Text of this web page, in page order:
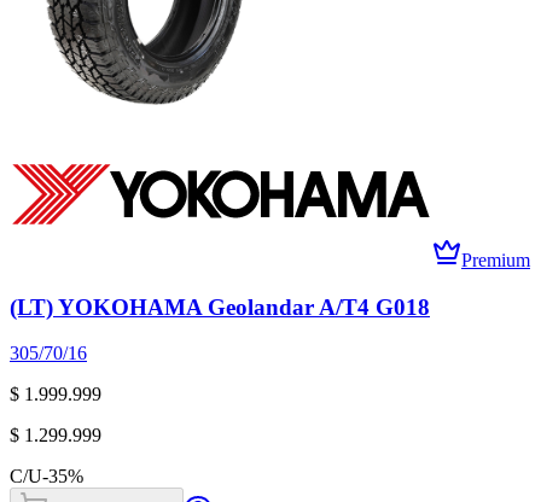
Premium
(LT) YOKOHAMA Geolandar A/T4 G018
305/70/16
$ 1.999.999
$ 1.299.999
C/U-35%